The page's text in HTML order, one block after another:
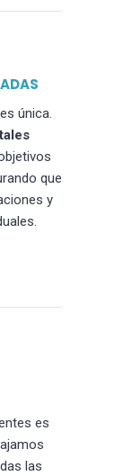
única.
que
y
es
las